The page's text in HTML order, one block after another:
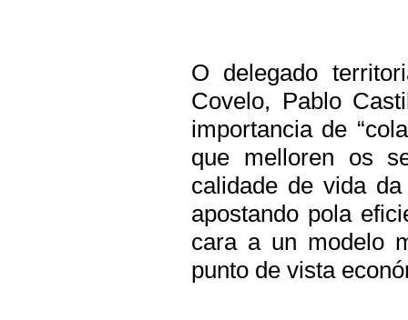
O delegado
Covelo, Pablo
importancia de
que melloren os
calidade de vida
apostando pola
cara a un modelo
punto de vista